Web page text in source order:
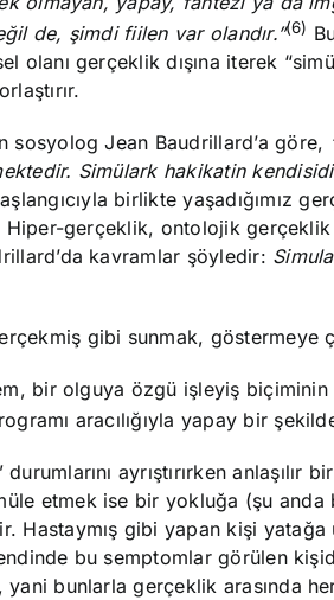
de, şimdi fiilen var olandır.”(6)
olanı gerçeklik dışına iterek
sosyolog Jean Baudrillard’a göre,
Simülark hakikatin
birlikte yaşadığımız
gerçeklik, ontolojik gerçeklik
kavramlar şöyledir:
gibi sunmak, göstermeye
bir olguya özgü işleyiş biçiminin
aracılığıyla yapay bir
ayrıştırırken
etmek ise bir yokluğa (şu
Hastaymış gibi yapan kişi
bu semptomlar görülen
bunlarla gerçeklik arasında